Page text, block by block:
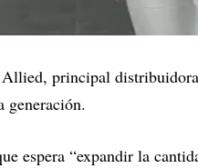
principal
generación.
espera “expandir la